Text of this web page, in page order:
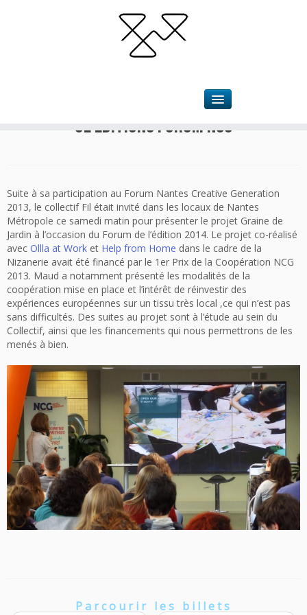
6e editions Forum NCG
6e editions Forum NCG
Suite à sa participation au Forum Nantes Creative Generation
2013, le collectif Fil était invité dans les locaux de Nantes
Métropole ce samedi matin pour présenter le projet Graine de
Jardin à l’occasion du Forum de l’édition 2014. Le projet co-réalisé
avec Ollla at Work et Help from Home dans le cadre de la
Nizanerie avait été financé par le 1er Prix de la Coopération NCG
2013. Maud a notamment présenté les modalités de la
coopération mise en place et l’intérêt de réinvestir des
expériences européennes sur un tissu très local ,ce qui n’est pas
sans difficultés. Des suites au projet sont à l’étude au sein du
Collectif, ainsi que les financements qui nous permettrons de les
menés à bien.
Parcourir les billets